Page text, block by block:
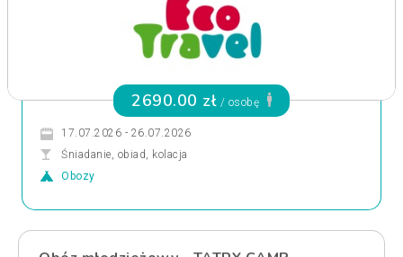
2690.00 zł / osobę
17.07.2026 - 26.07.2026
Śniadanie, obiad, kolacja
Obozy